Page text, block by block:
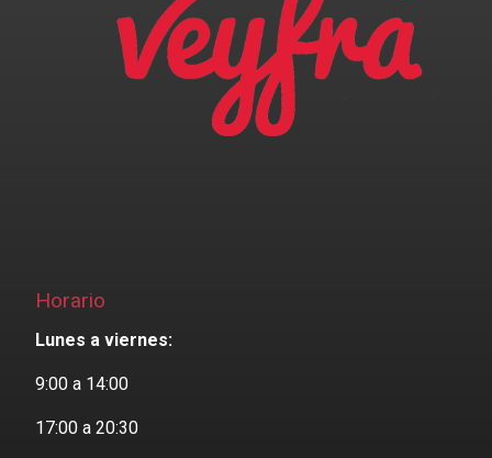
Horario
Lunes a viernes:
9:00 a 14:00
17:00 a 20:30